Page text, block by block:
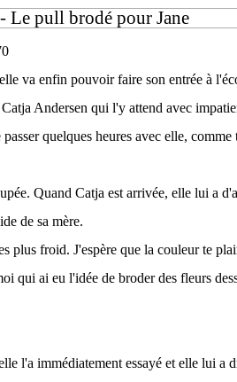
Le pull brodé pour Jane
va enfin pouvoir faire son entrée à
Andersen qui l'y attend avec
quelques heures avec elle, comme
Quand Catja est arrivée, elle lui a
de sa mère.
plus froid. J'espère que la couleur te
qui ai eu l'idée de broder des fleurs
l'a immédiatement essayé et elle lui a